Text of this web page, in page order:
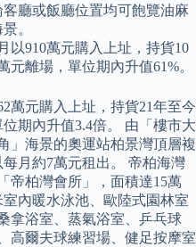
廳或飯廳位置均可飽覽油麻
。
以910萬元購入上址，持貨10
元離場，單位期內升值61%。
萬元購入上址，持貨21年至今
期內升值3.4倍。 由「樓市大
」海景的奧運站柏景灣頂層複
月約7萬元租出。 帝柏海灣
帝柏灣會所」，面積達15萬
內暖水泳池、歐陸式園林室
拿浴室、蒸氣浴室、乒乓球
高爾夫球練習場、健足按摩室